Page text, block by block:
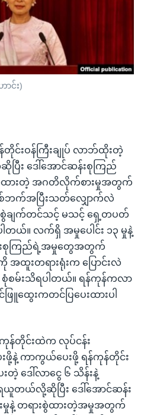
င်း)
င်းဝန်ကြီးချုပ် လာဘ်ထိုးတဲ့
ြီး ဒေါ်အောင်ဆန်းစုကြည်
စွဲထားတဲ့ အဂတိလိုက်စားမှုအတွက်
နှစ်ဘက်အပြီးသတ်လျှောက်လဲ
စွဲချက်တင်သင့် မသင့် ရှေ့တပတ်
ါတယ်။ လက်ရှိ အမှုပေါင်း ၁၃ မှုနဲ့
းစုကြည်ရဲ့အမှုတွေအတွက်
အထူးတရားရုံးက ပြောင်းလဲ
းသိရပါတယ်။ ရန်ကုန်ကလာ
ထွေးကတင်ပြပေးထားပါ
န်တိုင်းထဲက လုပ်ငန်း
နဲ့ ကာကွယ်ပေးဖို့ ရန်ကုန်တိုင်း
းတဲ့ ဒေါ်လာငွေ ၆ သိန်းနဲ့
တယ်လို့ဆိုပြီး ဒေါ်အောင်ဆန်း
နဲ့ တရားစွဲထားတဲ့အမှုအတွက်